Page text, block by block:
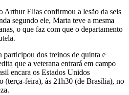
Arthur Elias confirmou a lesão da seis
segundo ele, Marta teve a mesma
o que faz com que o departamento
participou dos treinos de quinta e
que a veterana entrará em campo
encara os Estados Unidos
(terça-feira), às 21h30 (de Brasília), no